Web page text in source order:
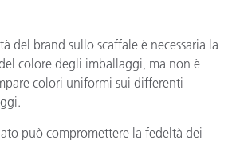
del brand sullo scaffale è necessaria la
colore degli imballaggi, ma non è
colori uniformi sui differenti
può compromettere la fedeltà dei